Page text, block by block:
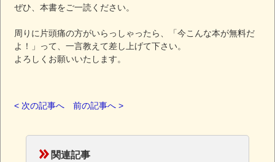
ぜひ、本書をご一読ください。
周りに片頭痛の方がいらっしゃったら、「今こんな本が無料だ
よ！」って、一言教えて差し上げて下さい。
よろしくお願いいたします。
< 次の記事へ 前の記事へ >
関連記事